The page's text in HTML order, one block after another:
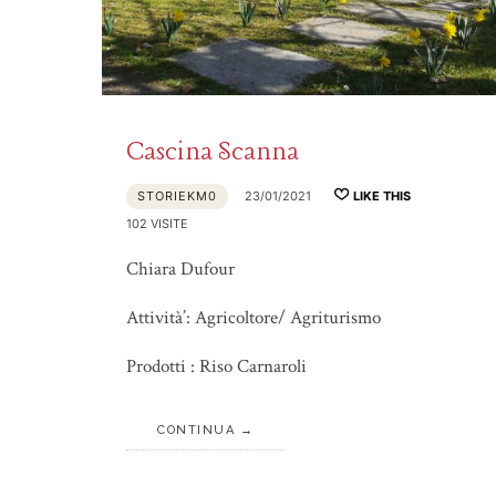
Cascina Scanna
STORIEKM0 23/01/2021
LIKE THIS
102 VISITE
Chiara Dufour
Attività’: Agricoltore/ Agriturismo
Prodotti : Riso Carnaroli
CONTINUA